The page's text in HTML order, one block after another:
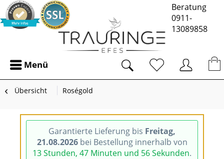
Beratung
0911-
13089858
Menü
Übersicht Roségold
Garantierte Lieferung bis Freitag,
21.08.2026bei Bestellung innerhalb von
13 Stunden, 47 Minuten und 56 Sekunden.